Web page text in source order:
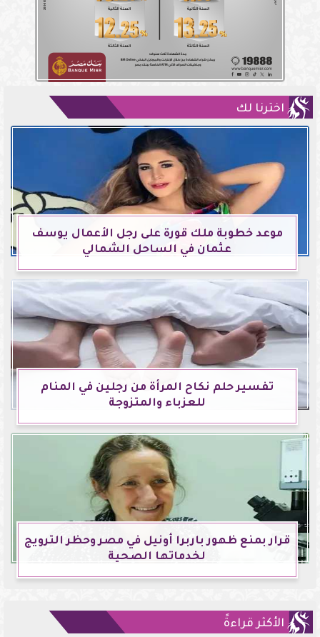
اخترنا لك
موعد خطوبة ملك قورة على رجل الأعمال يوسف
عثمان في الساحل الشمالي
تفسير حلم نكاح المرأة من رجلين في المنام
للعزباء والمتزوجة
قرار بمنع ظهور باربرا أونيل في مصر وحظر الترويج
لخدماتها الصحية
الأكثر قراءةً